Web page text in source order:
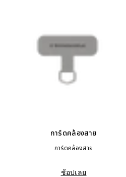
การ์ดคล้องสาย
การ์ดคล้องสาย
ช้อปเลย